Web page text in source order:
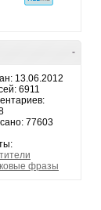
-
13.06.2012
6911
77603
фразы